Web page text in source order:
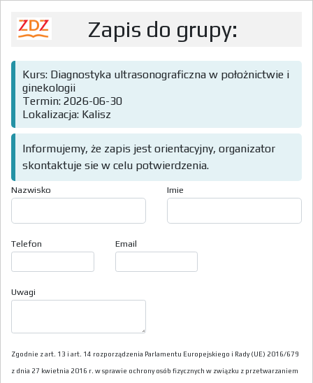
Zapis do grupy:
Kurs: Diagnostyka ultrasonograficzna w położnictwie i
ginekologii
Termin: 2026-06-30
Lokalizacja: Kalisz
Informujemy, że zapis jest orientacyjny, organizator
skontaktuje sie w celu potwierdzenia.
Nazwisko Imie
Telefon Email
Uwagi
Zgodnie z art. 13 i art. 14 rozporządzenia Parlamentu Europejskiego i Rady (UE) 2016/679
z dnia 27 kwietnia 2016 r. w sprawie ochrony osób fizycznych w związku z przetwarzaniem